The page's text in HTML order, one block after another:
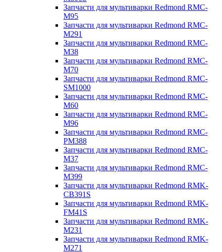
Запчасти для мультиварки Redmond RMC-
M95
Запчасти для мультиварки Redmond RMC-
M291
Запчасти для мультиварки Redmond RMC-
M38
Запчасти для мультиварки Redmond RMC-
M70
Запчасти для мультиварки Redmond RMC-
SM1000
Запчасти для мультиварки Redmond RMC-
M60
Запчасти для мультиварки Redmond RMC-
M96
Запчасти для мультиварки Redmond RMC-
PM388
Запчасти для мультиварки Redmond RMC-
M37
Запчасти для мультиварки Redmond RMC-
M399
Запчасти для мультиварки Redmond RMK-
CB391S
Запчасти для мультиварки Redmond RMK-
FM41S
Запчасти для мультиварки Redmond RMK-
M231
Запчасти для мультиварки Redmond RMK-
M271